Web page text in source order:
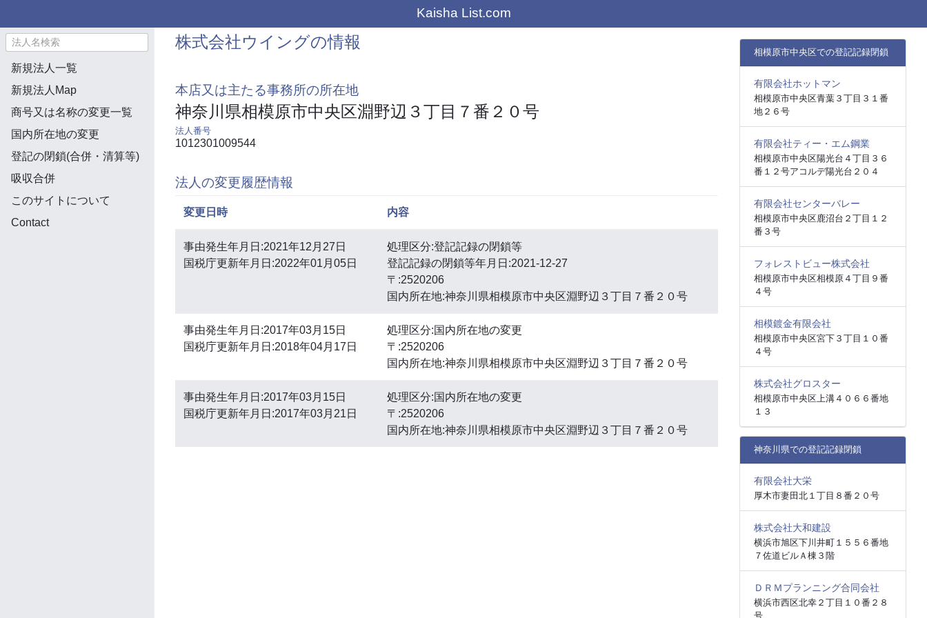
Kaisha List.com
新規法人一覧
新規法人Map
商号又は名称の変更一覧
国内所在地の変更
登記の閉鎖(合併・清算等)
吸収合併
このサイトについて
Contact
株式会社ウイングの情報
本店又は主たる事務所の所在地
神奈川県相模原市中央区淵野辺３丁目７番２０号
法人番号
1012301009544
法人の変更履歴情報
変更日時 内容
事由発生年月日:2021年12月27日
国税庁更新年月日:2022年01月05日
処理区分:登記記録の閉鎖等
登記記録の閉鎖等年月日:2021-12-27
〒:2520206
国内所在地:神奈川県相模原市中央区淵野辺３丁目７番２０号
事由発生年月日:2017年03月15日
国税庁更新年月日:2018年04月17日
処理区分:国内所在地の変更
〒:2520206
国内所在地:神奈川県相模原市中央区淵野辺３丁目７番２０号
事由発生年月日:2017年03月15日
国税庁更新年月日:2017年03月21日
処理区分:国内所在地の変更
〒:2520206
国内所在地:神奈川県相模原市中央区淵野辺３丁目７番２０号
相模原市中央区での登記記録閉鎖
有限会社ホットマン
相模原市中央区青葉３丁目３１番
地２６号
有限会社ティー・エム鋼業
相模原市中央区陽光台４丁目３６
番１２号アコルデ陽光台２０４
有限会社センターバレー
相模原市中央区鹿沼台２丁目１２
番３号
フォレストビュー株式会社
相模原市中央区相模原４丁目９番
４号
相模鍍金有限会社
相模原市中央区宮下３丁目１０番
４号
株式会社グロスター
相模原市中央区上溝４０６６番地
１３
神奈川県での登記記録閉鎖
有限会社大栄
厚木市妻田北１丁目８番２０号
株式会社大和建設
横浜市旭区下川井町１５５６番地
７佐道ビルＡ棟３階
ＤＲＭプランニング合同会社
横浜市西区北幸２丁目１０番２８
号